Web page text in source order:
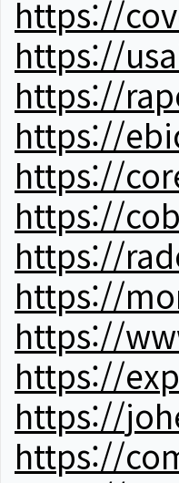
https://
https://
https://
https://
https://
https://
https://
https://
https://
https://
https://
https://